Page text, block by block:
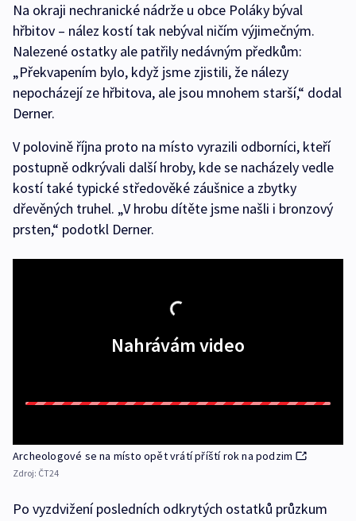
Na okraji nechranické nádrže u obce Poláky býval
hřbitov – nález kostí tak nebýval ničím výjimečným.
Nalezené ostatky ale patřily nedávným předkům:
„Překvapením bylo, když jsme zjistili, že nálezy
nepocházejí ze hřbitova, ale jsou mnohem starší,“ dodal
Derner.
V polovině října proto na místo vyrazili odborníci, kteří
postupně odkrývali další hroby, kde se nacházely vedle
kostí také typické středověké záušnice a zbytky
dřevěných truhel. „V hrobu dítěte jsme našli i bronzový
prsten,“ podotkl Derner.
Nahrávám video
Archeologové se na místo opět vrátí příští rok na podzim
Zdroj: ČT24
Po vyzdvižení posledních odkrytých ostatků průzkum